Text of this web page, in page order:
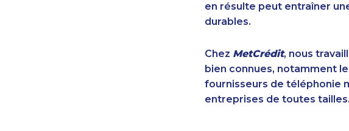
en résulte peut entraîner
durables.
Chez MetCrédit, nous
bien connues, notamment
fournisseurs de téléphonie
entreprises de toutes